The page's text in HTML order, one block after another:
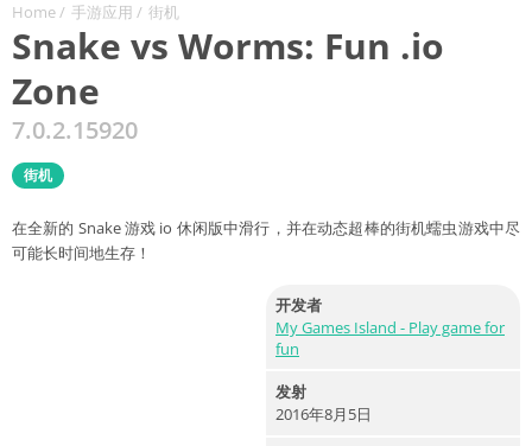
Home/ 手游应用 / 街机
Snake vs Worms: Fun .io
Zone
7.0.2.15920
街机
在全新的 Snake 游戏 io 休闲版中滑行，并在动态超棒的街机蠕虫游戏中尽
可能长时间地生存！
开发者
My Games Island - Play game for
fun
发射
2016年8月5日